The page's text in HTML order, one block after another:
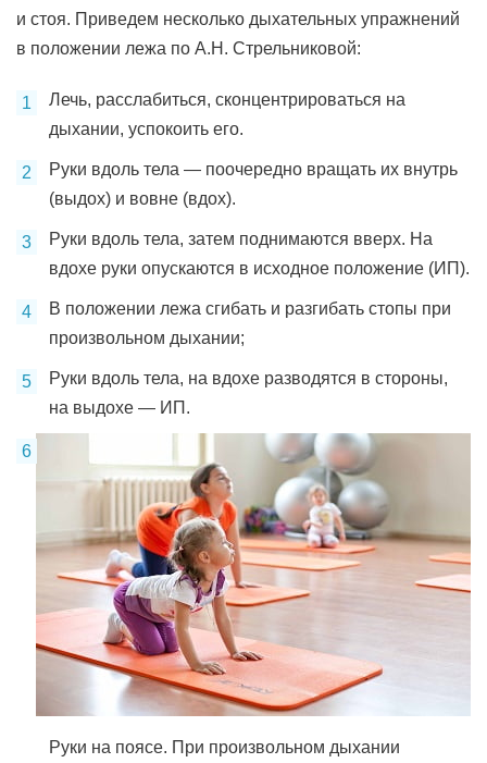
и стоя. Приведем несколько дыхательных упражнений
в положении лежа по А.Н. Стрельниковой:
Лечь, расслабиться, сконцентрироваться на
дыхании, успокоить его.
Руки вдоль тела — поочередно вращать их внутрь
(выдох) и вовне (вдох).
Руки вдоль тела, затем поднимаются вверх. На
вдохе руки опускаются в исходное положение (ИП).
В положении лежа сгибать и разгибать стопы при
произвольном дыхании;
Руки вдоль тела, на вдохе разводятся в стороны,
на выдохе — ИП.
Руки на поясе. При произвольном дыхании